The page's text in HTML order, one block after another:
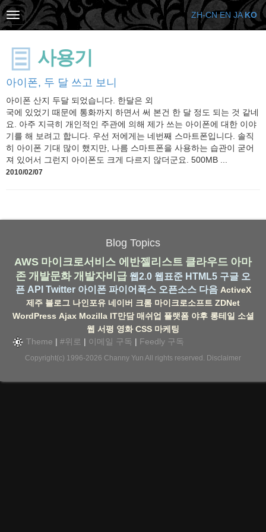
사용기
아이폰, 두 달 쓰고 보니
아이폰 산지 두달 되었습니다. 한달은 외
국에 있었기 때문에 통화까지 하면서 써 본건 한 달 정도 되는 것 같네
요. 아주 지극히 개인적인 주관에 의해 제가 쓰는 아이폰에 대한 이야
기를 해 보려고 합니다. 우선 저에게는 네번째 스마트폰입니다. 솔직
히 아이폰 기대 많이 했지만, 나름 스마트폰을 사용하는 습관이 굳어
져 있어서 그런지 아이폰도 크게 다르지 않더군요. 500MB ...
2010/02/07
Blog Topics
AWS 마이크로서비스 에반젤리스트 클라우드 아마
존 개발문화 개발자비급 웹2.0 웹표준 HTML5 구글 오
픈 API Twitter 아이폰 파이어폭스 오픈소스 다음 ActiveX
제주 블로그 나인포유 네이버 크롬 마이크로소프트 ZDNet
WordPress Ajax Mozilla IT만담 매쉬업 플랫폼 야후 롱테일 소셜
웹 서평 영화 CSS 마케팅
Theme | #위로 | 이메일 구독 | Feedly 구독
Copyright(c) 1996-2026 Channy Yun All rights reserved. Disclaimer
ZH-CN EN JA KO